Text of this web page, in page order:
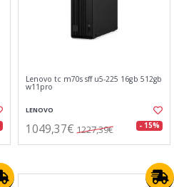
Lenovo tc m70s sff u5-225 16gb 512gb
w11pro
LENOVO
1049,37€ 1227,39€ - 15%